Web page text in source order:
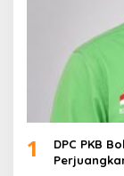
1
DPC PKB